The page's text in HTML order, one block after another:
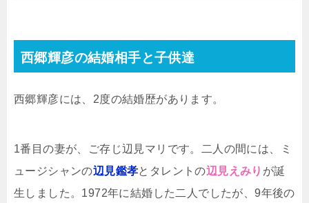
西郷輝彦の結婚相手と子供達
西郷輝彦には、2度の結婚歴があります。
1番目の妻が、ご存じ辺見マリです。二人の間には、ミ
ュージシャンの辺見鑑孝とタレントの辺見えみり が誕
生しました。1972年に結婚した二人でしたが、9年後の